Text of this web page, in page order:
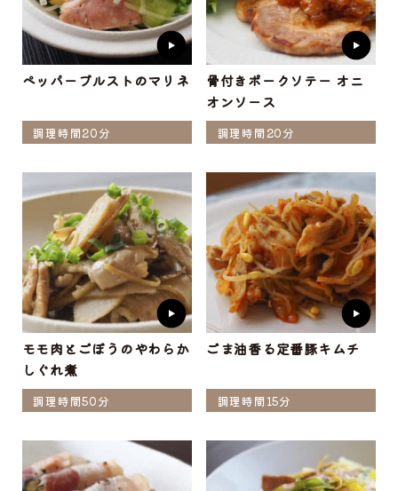
ペッパーブルストのマリネ
調理時間20分
骨付きポークソテー オニ
オンソース
調理時間20分
モモ肉とごぼうのやわらか
しぐれ煮
調理時間50分
ごま油香る定番豚キムチ
調理時間15分